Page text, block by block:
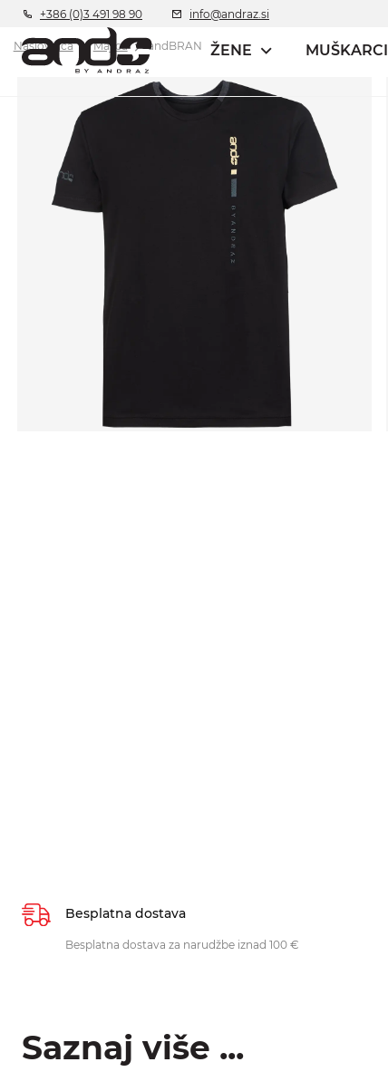
+386 (0)3 491 98 90 info@andraz.si
ŽENE MUŠKARCI
Naslovnica Majica andBRAN
Besplatna dostava
Besplatna dostava za narudžbe iznad 100 €
Saznaj više ...